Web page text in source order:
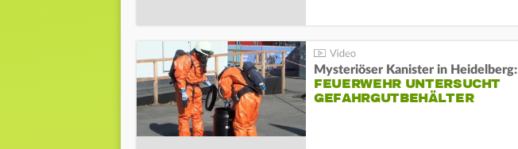
Mysteriöser Kanister in Heidelberg:
FEUERWEHR UNTERSUCHT
GEFAHRGUTBEHÄLTER